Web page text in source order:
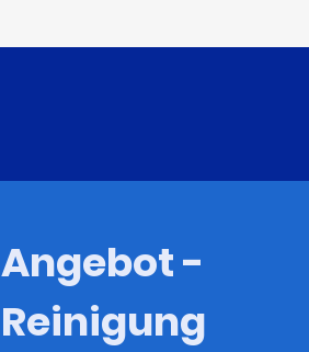
Angebot -
Reinigung